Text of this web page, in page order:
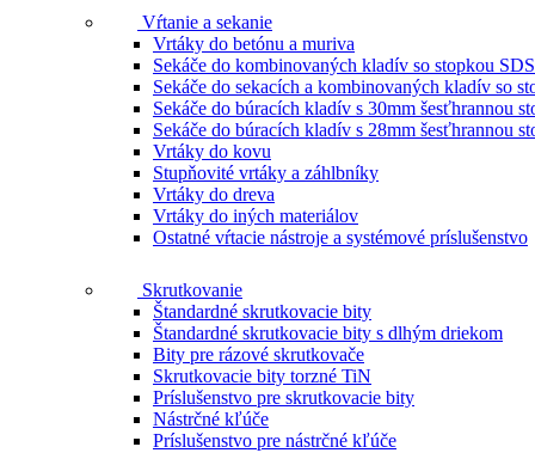
Vŕtanie a sekanie
Vrtáky do betónu a muriva
Sekáče do kombinovaných kladív so stopkou
Sekáče do sekacích a kombinovaných kladív so
Sekáče do búracích kladív s 30mm šesťhrannou
Sekáče do búracích kladív s 28mm šesťhrannou
Vrtáky do kovu
Stupňovité vrtáky a záhlbníky
Vrtáky do dreva
Vrtáky do iných materiálov
Ostatné vŕtacie nástroje a systémové príslušenstvo
Skrutkovanie
Štandardné skrutkovacie bity
Štandardné skrutkovacie bity s dlhým driekom
Bity pre rázové skrutkovače
Skrutkovacie bity torzné TiN
Príslušenstvo pre skrutkovacie bity
Nástrčné kľúče
Príslušenstvo pre nástrčné kľúče